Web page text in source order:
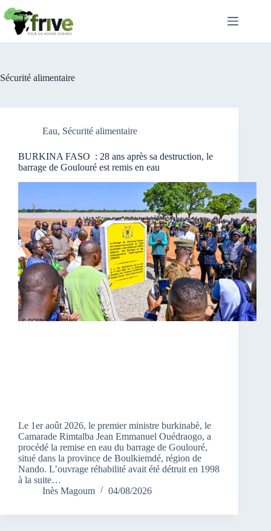
au
contenu
Sécurité alimentaire
Eau, Sécurité alimentaire
BURKINA FASO : 28 ans après sa destruction, le
barrage de Goulouré est remis en eau
Le 1er août 2026, le premier ministre burkinabè, le
Camarade Rimtalba Jean Emmanuel Ouédraogo, a
procédé la remise en eau du barrage de Goulouré,
situé dans la province de Boulkiemdé, région de
Nando. L’ouvrage réhabilité avait été détruit en 1998
à la suite…
Inès Magoum
04/08/2026